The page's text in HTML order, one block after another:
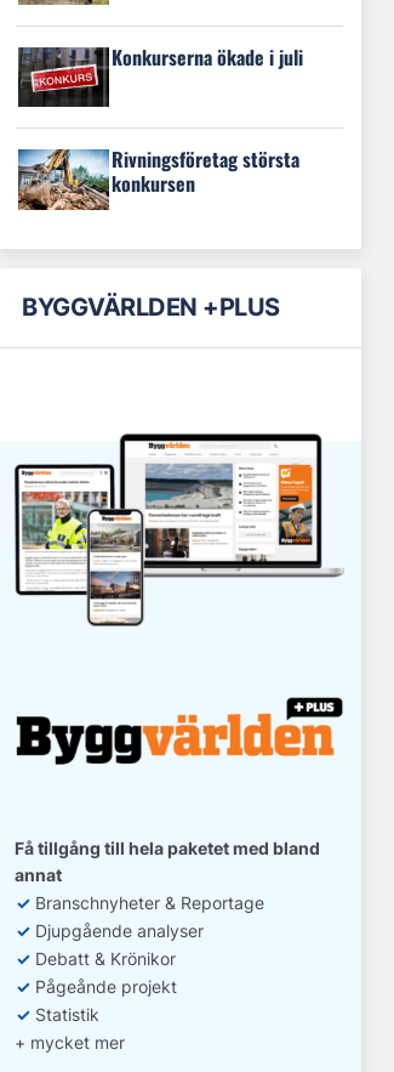
Konkurserna ökade i juli
Rivningsföretag största
konkursen
BYGGVÄRLDEN +PLUS
Få tillgång till hela paketet med bland
annat
✓ Branschnyheter & Reportage
✓ Djupgående analyser
✓ Debatt & Krönikor
✓ Pågeånde projekt
✓ Statistik
+ mycket mer